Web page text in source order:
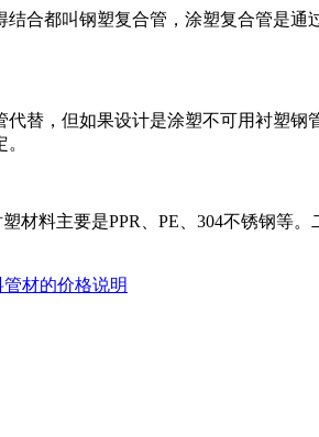
合都叫钢塑复合管，涂塑复合管是
替，但如果设计是涂塑不可用衬塑
材料主要是PPR、PE、304不锈钢等
材的价格说明